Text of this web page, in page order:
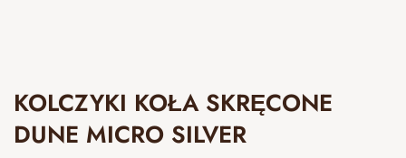
KOLCZYKI KOŁA SKRĘCONE
DUNE MICRO SILVER